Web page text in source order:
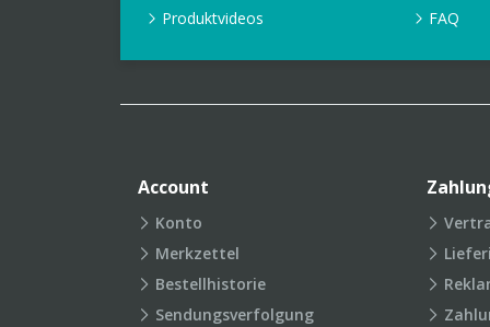
Produktvideos
FAQ
Account
Konto
Merkzettel
Bestellhistorie
Sendungsverfolgung